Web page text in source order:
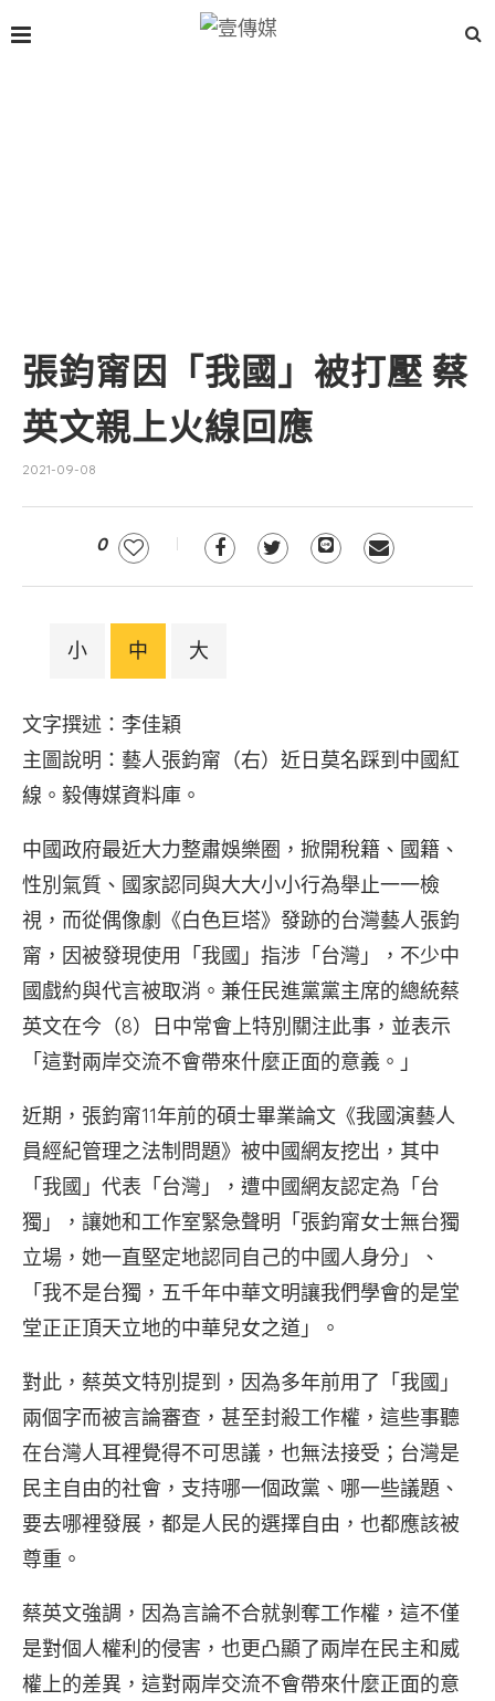
張鈞甯因「我國」被打壓 蔡
英文親上火線回應
2021-09-08
0
小 中 大
文字撰述：李佳穎
主圖說明：藝人張鈞甯（右）近日莫名踩到中國紅
線。毅傳媒資料庫。
中國政府最近大力整肅娛樂圈，掀開稅籍、國籍、
性別氣質、國家認同與大大小小行為舉止一一檢
視，而從偶像劇《白色巨塔》發跡的台灣藝人張鈞
甯，因被發現使用「我國」指涉「台灣」，不少中
國戲約與代言被取消。兼任民進黨黨主席的總統蔡
英文在今（8）日中常會上特別關注此事，並表示
「這對兩岸交流不會帶來什麼正面的意義。」
近期，張鈞甯11年前的碩士畢業論文《我國演藝人
員經紀管理之法制問題》被中國網友挖出，其中
「我國」代表「台灣」，遭中國網友認定為「台
獨」，讓她和工作室緊急聲明「張鈞甯女士無台獨
立場，她一直堅定地認同自己的中國人身分」、
「我不是台獨，五千年中華文明讓我們學會的是堂
堂正正頂天立地的中華兒女之道」。
對此，蔡英文特別提到，因為多年前用了「我國」
兩個字而被言論審查，甚至封殺工作權，這些事聽
在台灣人耳裡覺得不可思議，也無法接受；台灣是
民主自由的社會，支持哪一個政黨、哪一些議題、
要去哪裡發展，都是人民的選擇自由，也都應該被
尊重。
蔡英文強調，因為言論不合就剝奪工作權，這不僅
是對個人權利的侵害，也更凸顯了兩岸在民主和威
權上的差異，這對兩岸交流不會帶來什麼正面的意